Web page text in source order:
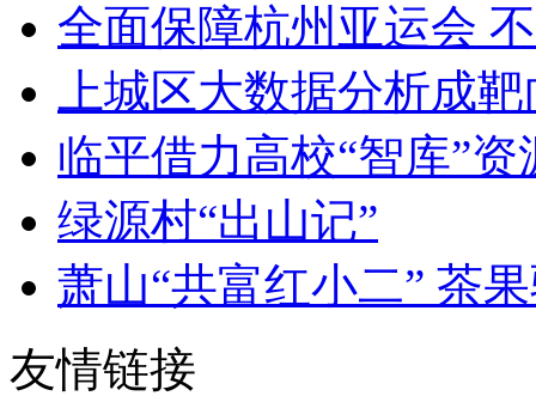
全面保障杭州亚运会
上城区大数据分析成
临平借力高校“智库”
绿源村“出山记”
萧山“共富红小二” 茶
友情链接